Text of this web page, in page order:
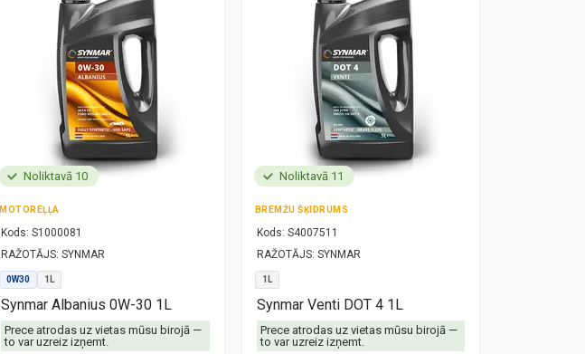
Noliktavā 10
MOTOREĻĻA
Kods: S1000081
RAŽOTĀJS: SYNMAR
0W30 1L
Synmar Albanius 0W-30 1L
Prece atrodas uz vietas mūsu birojā —
to var uzreiz izņemt.
Noliktavā 11
BREMŽU ŠĶIDRUMS
Kods: S4007511
RAŽOTĀJS: SYNMAR
1L
Synmar Venti DOT 4 1L
Prece atrodas uz vietas mūsu birojā —
to var uzreiz izņemt.